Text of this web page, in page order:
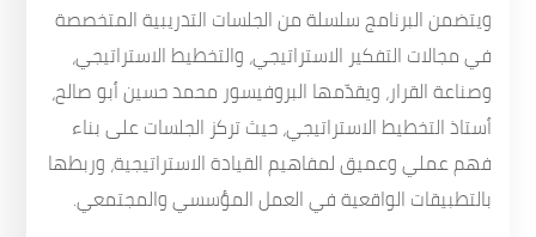
ويتضمن البرنامج سلسلة من الجلسات التدريبية المتخصصة
في مجالات التفكير الاستراتيجي، والتخطيط الاستراتيجي،
وصناعة القرار، ويقدّمها البروفيسور محمد حسين أبو صالح،
أستاذ التخطيط الاستراتيجي، حيث تركز الجلسات على بناء
فهم عملي وعميق لمفاهيم القيادة الاستراتيجية، وربطها
بالتطبيقات الواقعية في العمل المؤسسي والمجتمعي.